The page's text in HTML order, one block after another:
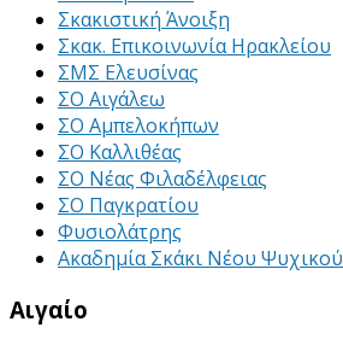
Σκακιστική Άνοιξη
Σκακ. Επικοινωνία Ηρακλείου
ΣΜΣ Ελευσίνας
ΣΟ Αιγάλεω
ΣΟ Αμπελοκήπων
ΣΟ Καλλιθέας
ΣΟ Νέας Φιλαδέλφειας
ΣΟ Παγκρατίου
Φυσιολάτρης
Ακαδημία Σκάκι Νέου Ψυχικού
Αιγαίο